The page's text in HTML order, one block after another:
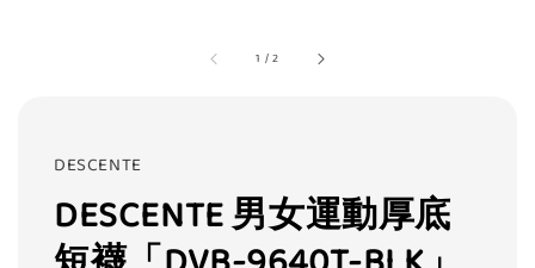
1 /2
DESCENTE
DESCENTE 男女運動厚底